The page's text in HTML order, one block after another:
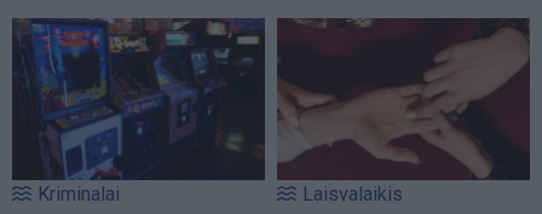
Kriminalai Laisvalaikis